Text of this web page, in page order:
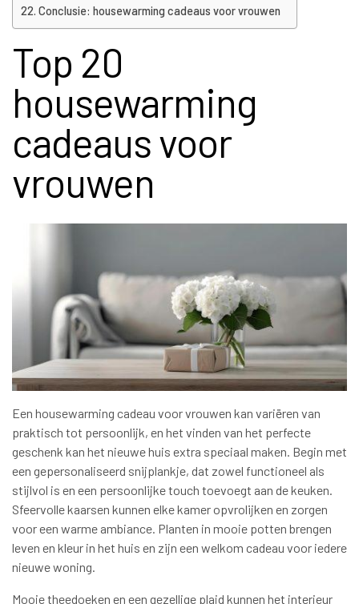
Conclusie: housewarming cadeaus voor vrouwen
Top 20
housewarming
cadeaus voor
vrouwen
Een housewarming cadeau voor vrouwen kan variëren van
praktisch tot persoonlijk, en het vinden van het perfecte
geschenk kan het nieuwe huis extra speciaal maken. Begin met
een gepersonaliseerd snijplankje, dat zowel functioneel als
stijlvol is en een persoonlijke touch toevoegt aan de keuken.
Sfeervolle kaarsen kunnen elke kamer opvrolijken en zorgen
voor een warme ambiance. Planten in mooie potten brengen
leven en kleur in het huis en zijn een welkom cadeau voor iedere
nieuwe woning.
Mooie theedoeken en een gezellige plaid kunnen het interieur